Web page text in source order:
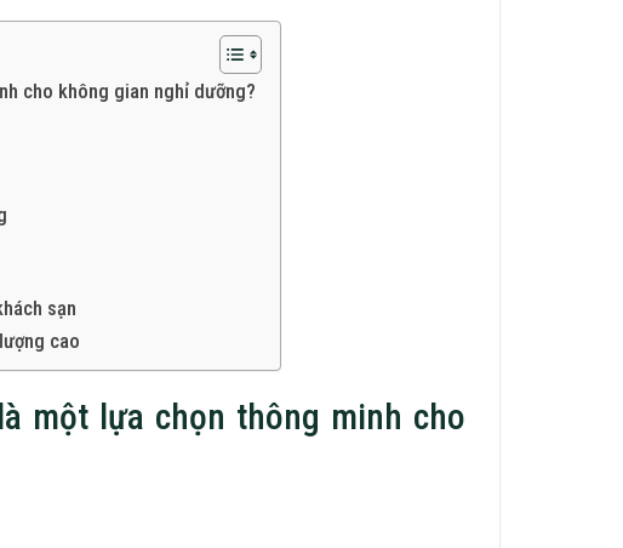
cho không gian nghỉ dưỡng?
sạn
cao
một lựa chọn thông minh cho